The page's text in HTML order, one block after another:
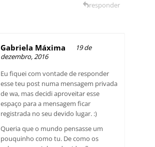
Gabriela Máxima
19 de
dezembro, 2016
Eu fiquei com vontade de responder
esse teu post numa mensagem privada
de wa, mas decidi aproveitar esse
espaço para a mensagem ficar
registrada no seu devido lugar. :)
Queria que o mundo pensasse um
pouquinho como tu. De como os
responder